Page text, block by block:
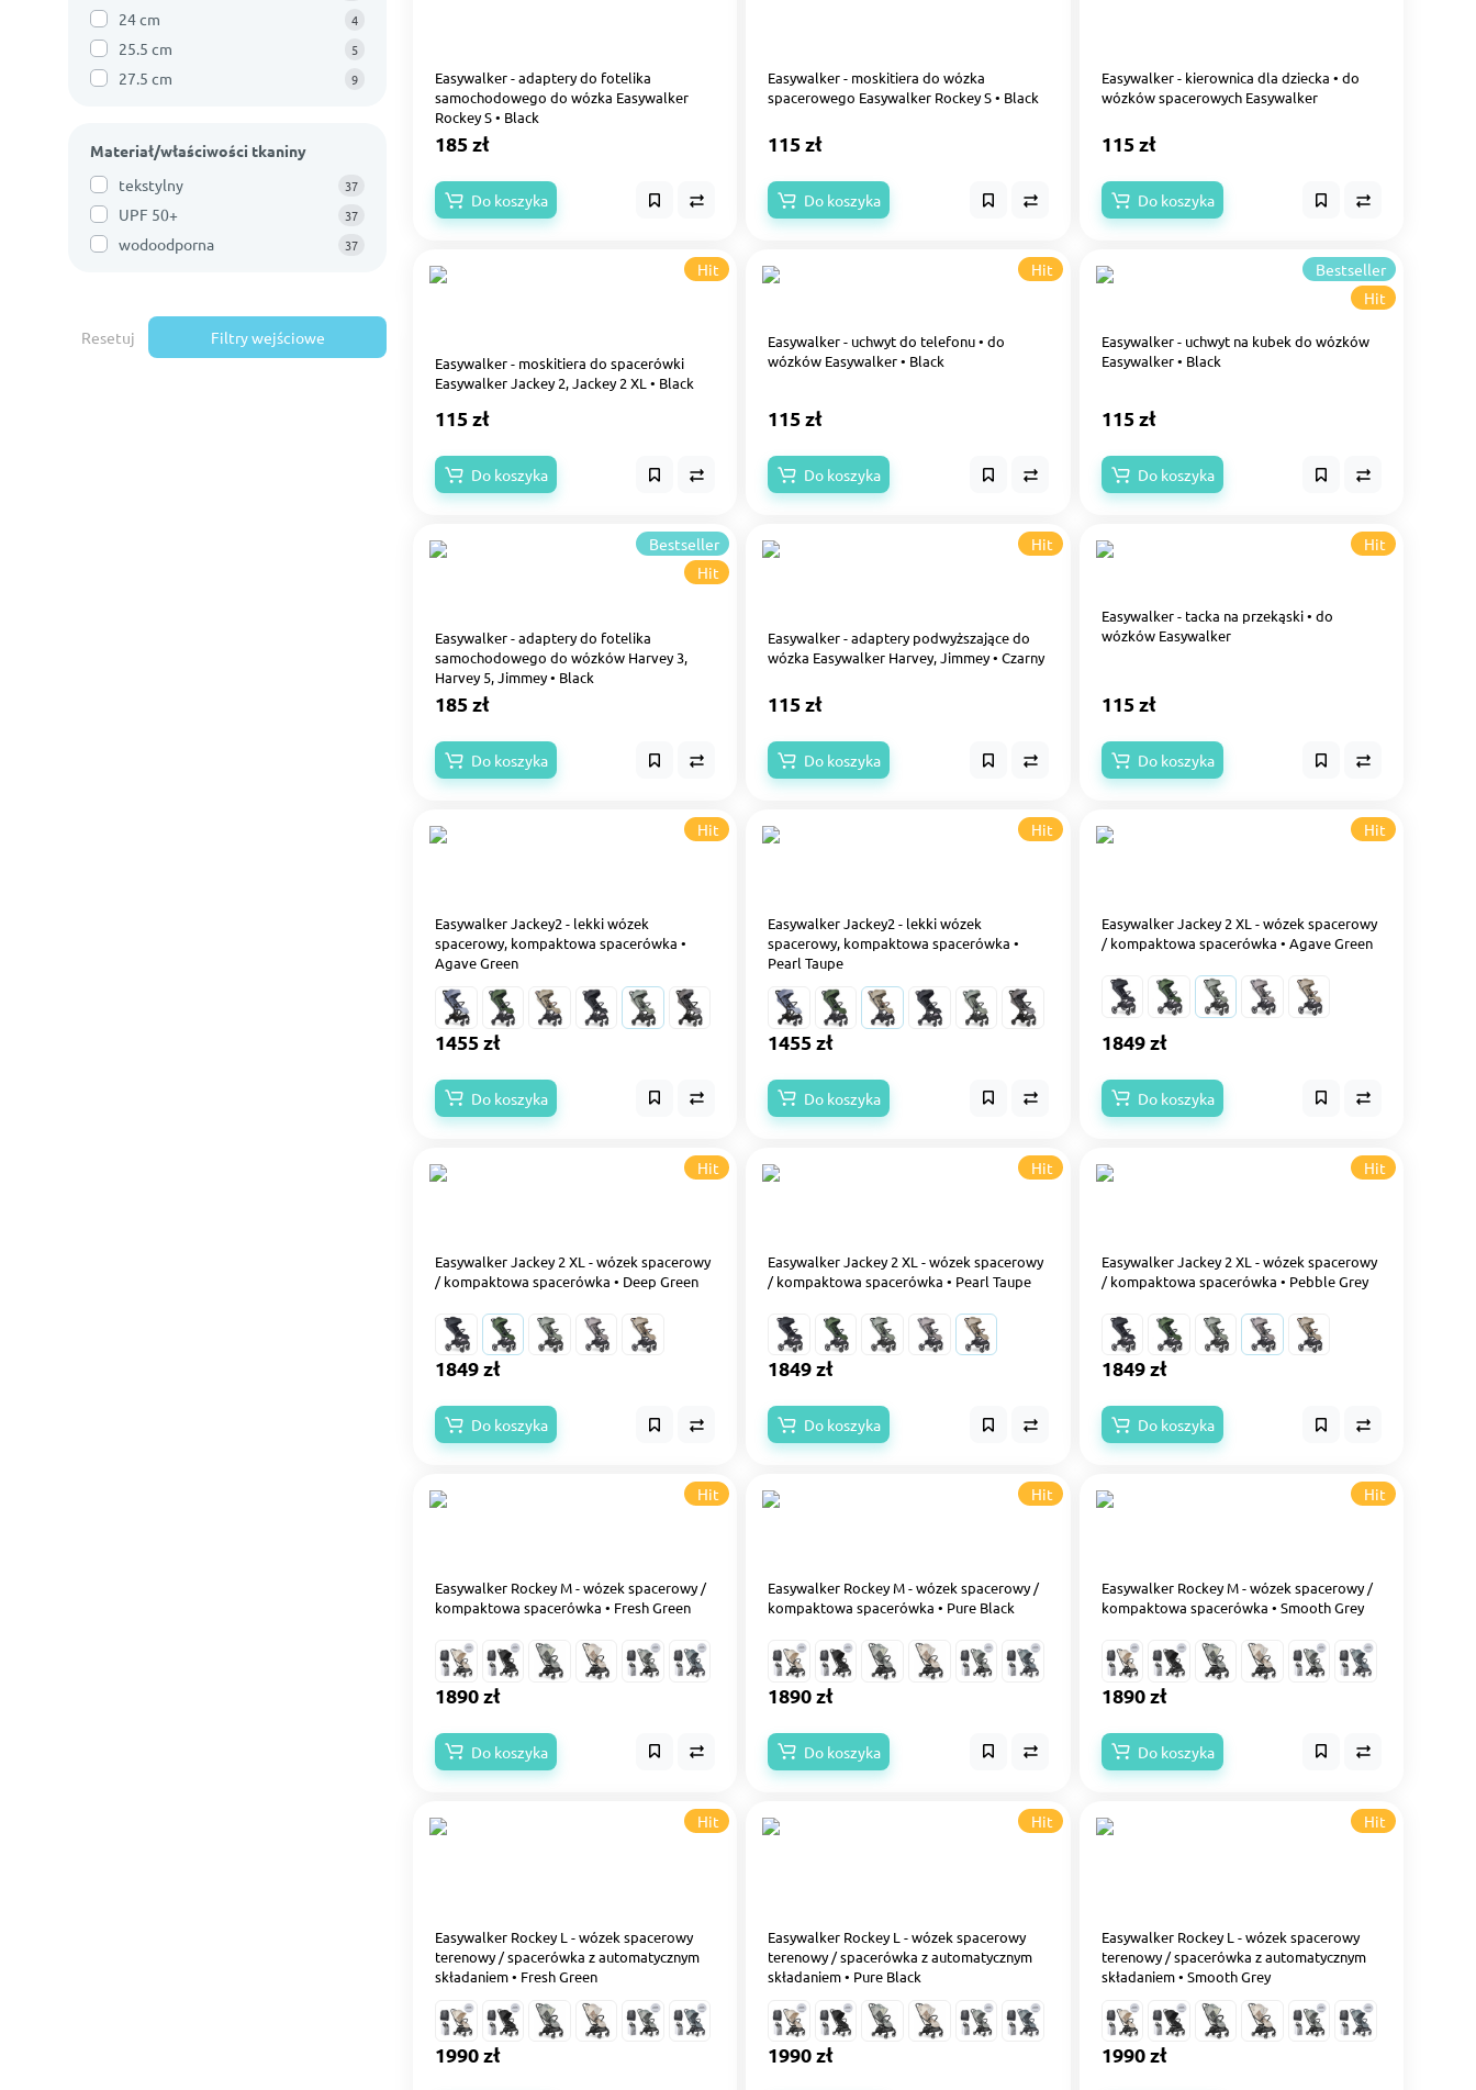
24 cm 4
25.5 cm 5
27.5 cm 9
Materiał/właściwości tkaniny
tekstylny
37
UPF 50+ 37
wodoodporna 37
Resetuj Filtry wejściowe
Easywalker - adaptery do fotelika
samochodowego do wózka Easywalker
Rockey S • Black
185 zł
Do koszyka
Easywalker - moskitiera do wózka
spacerowego Easywalker Rockey S • Black
115 zł
Do koszyka
Easywalker - kierownica dla dziecka • do
wózków spacerowych Easywalker
115 zł
Do koszyka
Hit
Easywalker - moskitiera do spacerówki
Easywalker Jackey 2, Jackey 2 XL • Black
115 zł
Do koszyka
Hit
Easywalker - uchwyt do telefonu • do
wózków Easywalker • Black
115 zł
Do koszyka
Bestseller
Hit
Easywalker - uchwyt na kubek do wózków
Easywalker • Black
115 zł
Do koszyka
Bestseller
Hit
Easywalker - adaptery do fotelika
samochodowego do wózków Harvey 3,
Harvey 5, Jimmey • Black
185 zł
Do koszyka
Hit
Easywalker - adaptery podwyższające do
wózka Easywalker Harvey, Jimmey • Czarny
115 zł
Do koszyka
Hit
Easywalker - tacka na przekąski • do
wózków Easywalker
115 zł
Do koszyka
Hit
Easywalker Jackey2 - lekki wózek
spacerowy, kompaktowa spacerówka •
Agave Green
1455 zł
Do koszyka
Hit
Easywalker Jackey2 - lekki wózek
spacerowy, kompaktowa spacerówka •
Pearl Taupe
1455 zł
Do koszyka
Hit
Easywalker Jackey 2 XL - wózek spacerowy
/ kompaktowa spacerówka • Agave Green
1849 zł
Do koszyka
Hit
Easywalker Jackey 2 XL - wózek spacerowy
/ kompaktowa spacerówka • Deep Green
1849 zł
Do koszyka
Hit
Easywalker Jackey 2 XL - wózek spacerowy
/ kompaktowa spacerówka • Pearl Taupe
1849 zł
Do koszyka
Hit
Easywalker Jackey 2 XL - wózek spacerowy
/ kompaktowa spacerówka • Pebble Grey
1849 zł
Do koszyka
Hit
Easywalker Rockey M - wózek spacerowy /
kompaktowa spacerówka • Fresh Green
1890 zł
Do koszyka
Hit
Easywalker Rockey M - wózek spacerowy /
kompaktowa spacerówka • Pure Black
1890 zł
Do koszyka
Hit
Easywalker Rockey M - wózek spacerowy /
kompaktowa spacerówka • Smooth Grey
1890 zł
Do koszyka
Hit
Easywalker Rockey L - wózek spacerowy
terenowy / spacerówka z automatycznym
składaniem • Fresh Green
1990 zł
Hit
Easywalker Rockey L - wózek spacerowy
terenowy / spacerówka z automatycznym
składaniem • Pure Black
1990 zł
Hit
Easywalker Rockey L - wózek spacerowy
terenowy / spacerówka z automatycznym
składaniem • Smooth Grey
1990 zł